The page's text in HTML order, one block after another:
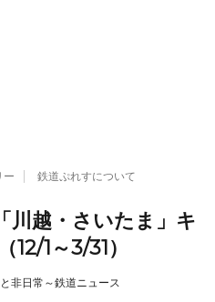
ー 鉄道ぷれすについて
川越・さいたま」キ
12/1～3/31）
非日常～鉄道ニュース